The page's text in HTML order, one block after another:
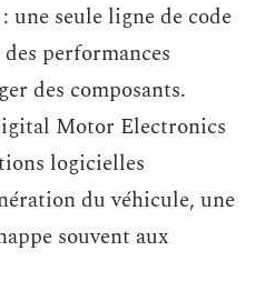
une seule ligne de code
performances
des composants.
Motor Electronics
logicielles
du véhicule, une
souvent aux